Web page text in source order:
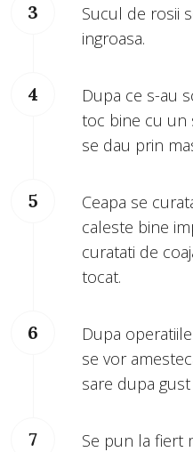
Sucul de rosii
ingroasa.
Dupa ce s-au
toc bine cu un
se dau prin
Ceapa se
caleste bine
curatati de
tocat.
Dupa
se vor
sare dupa
Se pun la fiert